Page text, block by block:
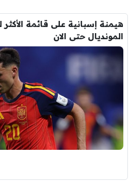
هيمنة إسبانية على قائمة
المونديال حتى الان